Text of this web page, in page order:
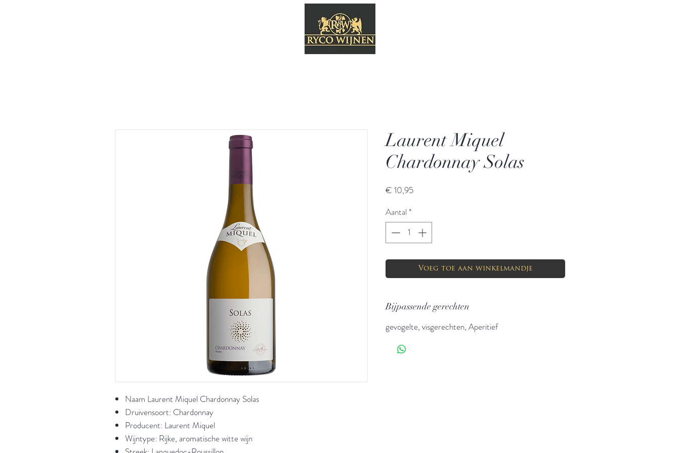
Naam Laurent Miquel Chardonnay Solas
Druivensoort: Chardonnay
Producent: Laurent Miquel
Wijntype: Rijke, aromatische witte wijn
Laurent Miquel
Chardonnay Solas
€ 10,95Prijs
Aantal *
Voeg toe aan winkelmandje
Bijpassende gerechten
gevogelte, visgerechten, Aperitief